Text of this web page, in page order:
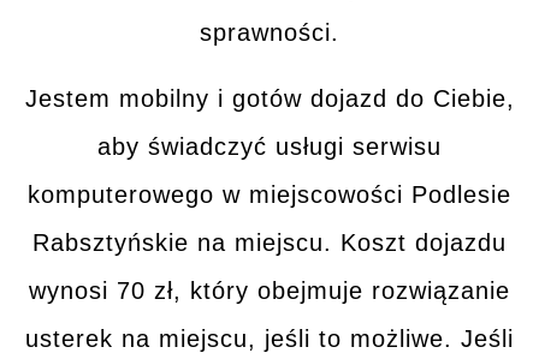
sprawności.
Jestem mobilny i gotów dojazd do Ciebie,
aby świadczyć usługi serwisu
komputerowego w miejscowości Podlesie
Rabsztyńskie na miejscu. Koszt dojazdu
wynosi 70 zł, który obejmuje rozwiązanie
usterek na miejscu, jeśli to możliwe. Jeśli